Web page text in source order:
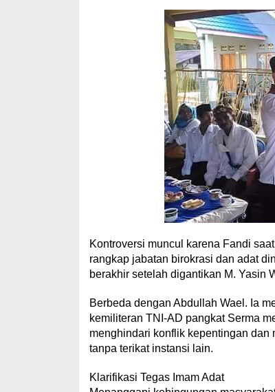
Kontroversi muncul karena Fandi
rangkap jabatan birokrasi dan adat
berakhir setelah digantikan M. Yasin
Berbeda dengan Abdullah Wael. Ia
kemiliteran TNI-AD pangkat Serma
menghindari konflik kepentingan
tanpa terikat instansi lain.
Klarifikasi Tegas Imam Adat